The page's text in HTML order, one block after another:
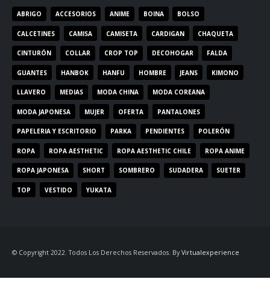
ABRIGO ACCESORIOS ANIME BOINA BOLSO
CALCETINES CAMISA CAMISETA CARDIGAN CHAQUETA
CINTURÓN COLLAR CROP TOP DECOHOGAR FALDA
GUANTES HANBOK HANFU HOMBRE JEANS KIMONO
LLAVERO MEDIAS MODA CHINA MODA COREANA
MODA JAPONESA MUJER OFERTA PANTALONES
PAPELERIA Y ESCRITORIO PARKA PENDIENTES POLERÓN
ROPA ROPA AESTHETIC ROPA AESTHETIC CHILE ROPA ANIME
ROPA JAPONESA SHORT SOMBRERO SUDADERA SUETER
TOP VESTIDO YUKATA
© Copyright 2022. Todos Los Derechos Reservados. By Virtualexperience